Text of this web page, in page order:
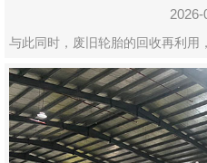
设
有
限
公
司
用
2026-
与此同时，废旧轮胎的回收再利用